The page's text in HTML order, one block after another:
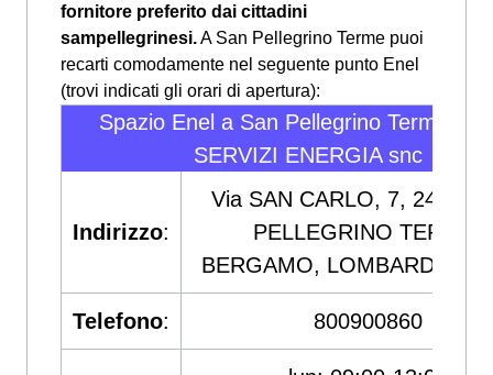
fornitore preferito dai cittadini
sampellegrinesi.A San Pellegrino Terme puoi
recarti comodamente nel seguente punto Enel
(trovi indicati gli orari di apertura):
Spazio Enel a San Pellegrino Terme -
SERVIZI ENERGIA snc
Indirizzo:
Via SAN CARLO, 7, 24016
PELLEGRINO TERME,
BERGAMO, LOMBARDIA,
Telefono: 800900860